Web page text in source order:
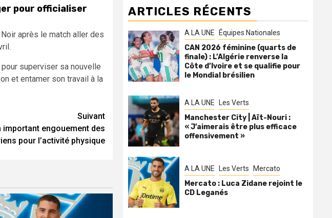
pour officialiser
après le match aller des
pour superviser sa nouvelle
et entamer son travail à la
Suivant
important engouement des
pour l’activité physique
ARTICLES RÉCENTS
A LA UNE Équipes Nationales
CAN 2026 féminine (quarts de
finale) : L’Algérie renverse la
Côte d’Ivoire et se qualifie pour
le Mondial brésilien
A LA UNE Les Verts
Manchester City | Aït-Nouri :
« J’aimerais être plus efficace
offensivement »
A LA UNE Les Verts Mercato
Mercato : Luca Zidane rejoint le
CD Leganés